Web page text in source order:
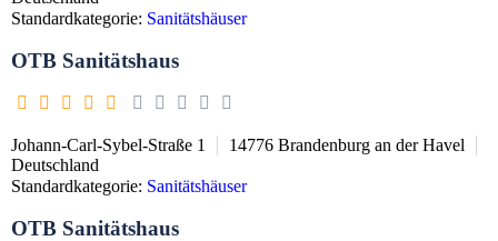
Standardkategorie: Sanitätshäuser
OTB Sanitätshaus
Johann-Carl-Sybel-Straße 1 14776 Brandenburg an der Havel
Deutschland
Standardkategorie: Sanitätshäuser
OTB Sanitätshaus